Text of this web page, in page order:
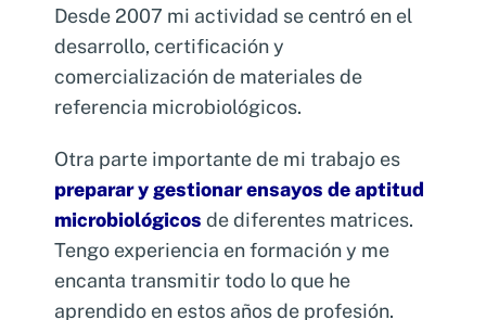
Contacto con otros laboratorios
Situación actual del sector
Reunión inicial
Contrato de colaboración
Desde 2007 mi actividad se centró en el
desarrollo, certificación y
comercialización de materiales de
referencia microbiológicos.
Otra parte importante de mi trabajo es
preparar y gestionar ensayos de aptitud
microbiológicos de diferentes matrices.
Tengo experiencia en formación y me
encanta transmitir todo lo que he
aprendido en estos años de profesión.